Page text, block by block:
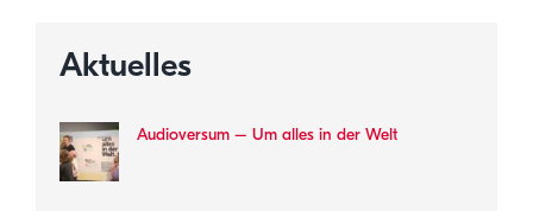
Aktuelles
Audioversum – Um alles in der Welt